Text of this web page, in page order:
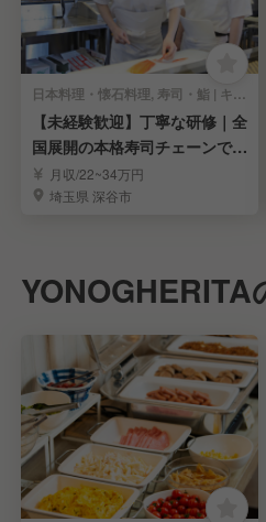
日本料理・懐石料理, 寿司・鮨 | キッチンスタッフ
【未経験歓迎】丁寧な研修｜全
国展開の本格寿司チェーンで寿
司職人を目指す！
月収/22~34万円
埼玉県 深谷市